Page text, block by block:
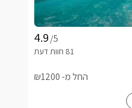
/5
החל מ- ₪1200